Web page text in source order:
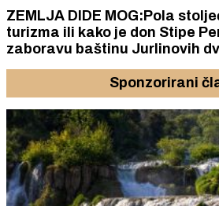
ZEMLJA DIDE MOG:Pola
turizma ili kako je don Stipe Perkov oteo
zaboravu baštinu Jurlinovih
Sponzorirani